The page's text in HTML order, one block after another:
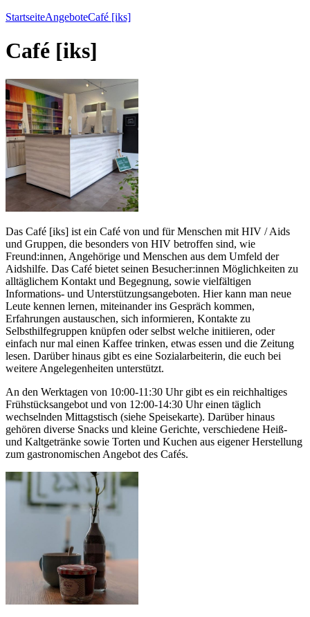
StartseiteAngeboteCafé [iks]
Café [iks]
Das Café [iks] ist ein Café von und für Menschen mit HIV / Aids
und Gruppen, die besonders von HIV betroffen sind, wie
Freund:innen, Angehörige und Menschen aus dem Umfeld der
Aidshilfe. Das Café bietet seinen Besucher:innen Möglichkeiten zu
alltäglichem Kontakt und Begegnung, sowie vielfältigen
Informations- und Unterstützungsangeboten. Hier kann man neue
Leute kennen lernen, miteinander ins Gespräch kommen,
Erfahrungen austauschen, sich informieren, Kontakte zu
Selbsthilfegruppen knüpfen oder selbst welche initiieren, oder
einfach nur mal einen Kaffee trinken, etwas essen und die Zeitung
lesen. Darüber hinaus gibt es eine Sozialarbeiterin, die euch bei
weitere Angelegenheiten unterstützt.
An den Werktagen von 10:00-11:30 Uhr gibt es ein reichhaltiges
Frühstücksangebot und von 12:00-14:30 Uhr einen täglich
wechselnden Mittagstisch (siehe Speisekarte). Darüber hinaus
gehören diverse Snacks und kleine Gerichte, verschiedene Heiß-
und Kaltgetränke sowie Torten und Kuchen aus eigener Herstellung
zum gastronomischen Angebot des Cafés.